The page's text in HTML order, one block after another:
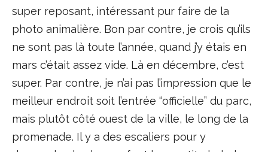
super reposant, intéressant pur faire de la
photo animalière. Bon par contre, je crois qu’ils
ne sont pas là toute l’année, quand j’y étais en
mars c’était assez vide. Là en décembre, c’est
super. Par contre, je n’ai pas l’impression que le
meilleur endroit soit l’entrée “officielle” du parc,
mais plutôt côté ouest de la ville, le long de la
promenade. Il y a des escaliers pour y